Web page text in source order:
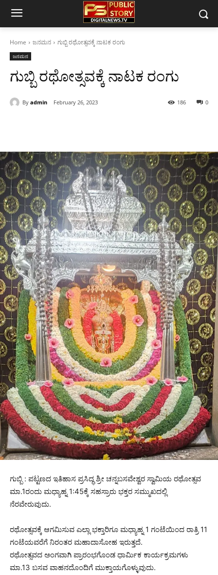
Home ಜನಮನ ಗುಬ್ಬಿ ರಥೋತ್ಸವಕ್ಕೆ ನಾಟಕ ರಂಗು
ಜನಮನ
ಗುಬ್ಬಿ ರಥೋತ್ಸವಕ್ಕೆ ನಾಟಕ ರಂಗು
By admin February 26, 2023 0
186
ಗುಬ್ಬಿ : ಪಟ್ಟಣದ ಇತಿಹಾಸ ಪ್ರಸಿದ್ಧ ಶ್ರೀ ಚನ್ನಬಸವೇಶ್ವರ ಸ್ವಾಮಿಯ ರಥೋತ್ಸವ
ಮಾ.1ರಂದು ಮಧ್ಯಾಹ್ನ 1:45ಕ್ಕೆ ಸಹಸ್ರಾರು ಭಕ್ತರ ಸಮ್ಮುಖದಲ್ಲಿ
ನೆರವೇರುವುದು.
ರಥೋತ್ಸವಕ್ಕೆ ಆಗಮಿಸುವ ಎಲ್ಲಾ ಭಕ್ತಾರಿಗೂ ಮಧ್ಯಾಹ್ನ 1 ಗಂಟೆಯಿಂದ ರಾತ್ರಿ 11
ಗಂಟೆಯವರೆಗೆ ನಿರಂತರ ಮಹಾದಾಸೋಹ ಇರುತ್ತದೆ.
ರಥೋತ್ಸವದ ಅಂಗವಾಗಿ ಪ್ರಾರಂಭಗೊಂಡ ಧಾರ್ಮಿಕ ಕಾರ್ಯಕ್ರಮಗಳು
ಮಾ.13 ಬಸವ ವಾಹನದೊಂದಿಗೆ ಮುಕ್ತಾಯಗೊಳ್ಳುವುದು.